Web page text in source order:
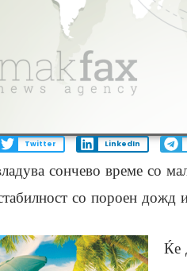
Twitter LinkedIn
сончево време со
со пороен дожд
Ќе